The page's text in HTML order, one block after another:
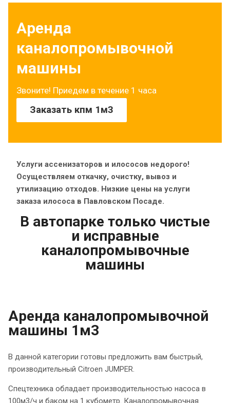
Аренда
каналопромывочной
машины
Звоните! Приедем в течение 1 часа
Заказать кпм 1м3
Услуги ассенизаторов и илососов недорого!
Осуществляем откачку, очистку, вывоз и
утилизацию отходов. Низкие цены на услуги
заказа илососа в Павловском Посаде.
В автопарке только чистые
и исправные
каналопромывочные
машины
Аренда каналопромывочной
машины 1м3
В данной категории готовы предложить вам быстрый,
производительный Citroen JUMPER.
Спецтехника обладает производительностью насоса в
100м3/ч и баком на 1 кубометр. Каналопромывочная